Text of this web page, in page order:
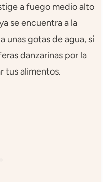
a fuego medio alto
se encuentra a la
unas gotas de agua, si
danzarinas por la
tus alimentos.